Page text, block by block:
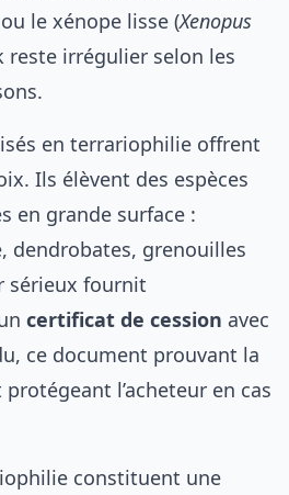
le xénope lisse (Xenopus
reste irrégulier selon les
en terrariophilie offrent
Ils élèvent des espèces
en grande surface :
dendrobates, grenouilles
sérieux fournit
certificat de cession avec
ce document prouvant la
l’acheteur en cas
constituent une